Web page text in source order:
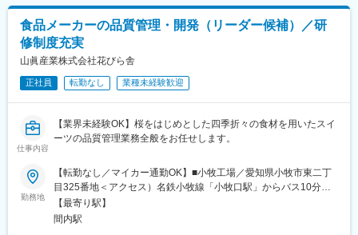
食品メーカーの品質管理・開発（リーダー候補）／研
修制度充実
山眞産業株式会社花びら舎
正社員 転勤なし 業種未経験歓迎
仕事内容
【業界未経験OK】桜をはじめとした四季折々の食材を用いたスイ
ーツの品質管理業務全般をお任せします。
勤務地
【転勤なし／マイカー通勤OK】■小牧工場／愛知県小牧市東二丁
目325番地＜アクセス）名鉄小牧線「小牧口駅」からバス10分・
下車徒歩３分名鉄小牧線「間内駅」から徒歩20分JR中央線「春日
井駅」からバス25分・下車徒歩3分＼“Japanese Flavor”を世界へ
【最寄り駅】
間内駅